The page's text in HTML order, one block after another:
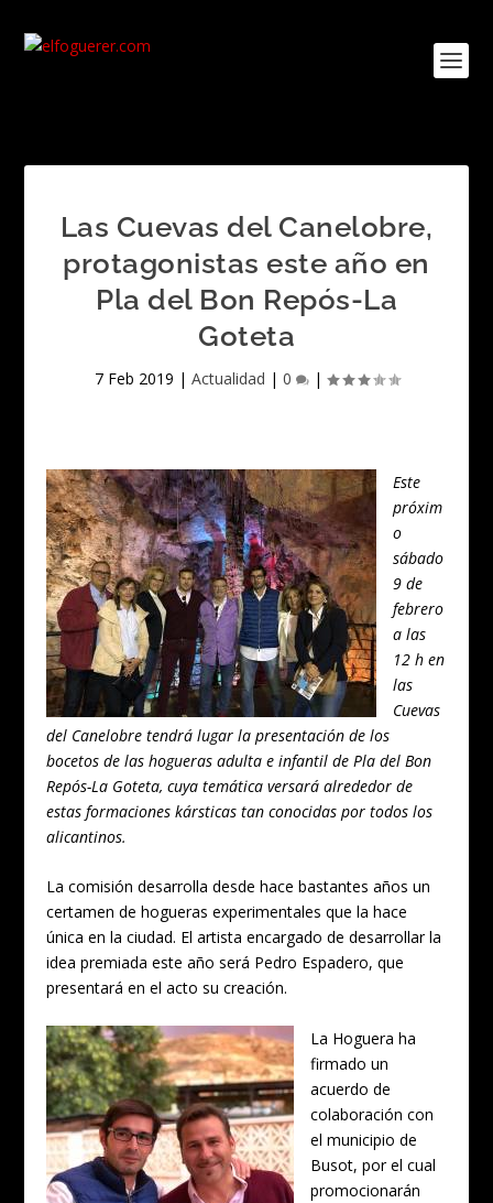
Las Cuevas del Canelobre,
protagonistas este año en
Pla del Bon Repós-La
Goteta
7 Feb 2019 | Actualidad | 0 |
Este
próxim
o
sábado
9 de
febrero
a las
12 h en
las
Cuevas
del Canelobre tendrá lugar la presentación de los
bocetos de las hogueras adulta e infantil de Pla del Bon
Repós-La Goteta, cuya temática versará alrededor de
estas formaciones kársticas tan conocidas por todos los
alicantinos.
La comisión desarrolla desde hace bastantes años un
certamen de hogueras experimentales que la hace
única en la ciudad. El artista encargado de desarrollar la
idea premiada este año será Pedro Espadero, que
presentará en el acto su creación.
La Hoguera ha
firmado un
acuerdo de
colaboración con
el municipio de
Busot, por el cual
promocionarán